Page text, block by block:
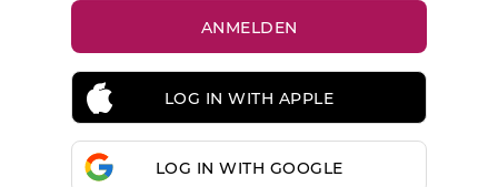
LOG IN WITH APPLE
LOG IN WITH GOOGLE